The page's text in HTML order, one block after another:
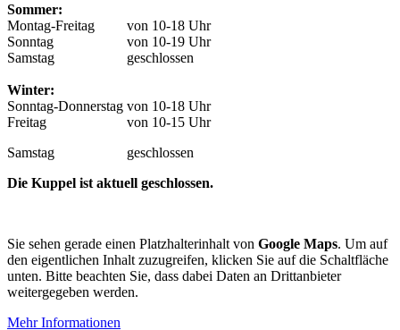
Sommer:
Montag-Freitag
von 10-18 Uhr
Sonntag
von 10-19 Uhr
Samstag
geschlossen
Winter:
Sonntag-Donnerstag von 10-18 Uhr
Freitag
von 10-15 Uhr
Samstag
geschlossen
Die Kuppel ist aktuell geschlossen.
Sie sehen gerade einen Platzhalterinhalt von Google Maps. Um auf
den eigentlichen Inhalt zuzugreifen, klicken Sie auf die Schaltfläche
unten. Bitte beachten Sie, dass dabei Daten an Drittanbieter
weitergegeben werden.
Mehr Informationen